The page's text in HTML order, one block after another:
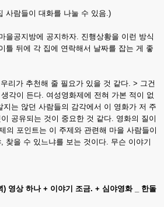
사람들이 대화를 나눌 수 있음.)
을공지방에 공지하자. 진행상황을 이런 방식
틀 뒤에 각 집에 연락해서 날짜를 잡는 게 좋
리가 추천해 줄 필요가 있을 것 같다. > 그건
각이 든다. 여성영화제에 전혀 가본 적이 없
지는 않던 사람들의 감각에서 이 영화가 저 주
공유되는 것이 중요한 것 같다. 영화의 질이
의 포인트는 이 주제와 관련해 마을 사람들이
찾을 수 있느냐를 보는 것이다. 무슨 이야기
) 영상 하나 + 이야기 조금. + 심야영화 _ 한돌